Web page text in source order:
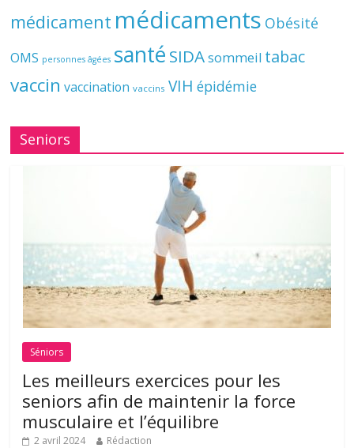
médicament médicaments Obésité
OMS personnes âgées santé SIDAsommeil tabac
vaccin vaccination vaccins VIH épidémie
Seniors
Séniors
Les meilleurs exercices pour les
seniors afin de maintenir la force
musculaire et l’équilibre
2 avril 2024 Rédaction